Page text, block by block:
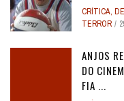
CRÍTICA,
TERROR
ANJOS
DO
FIA ...